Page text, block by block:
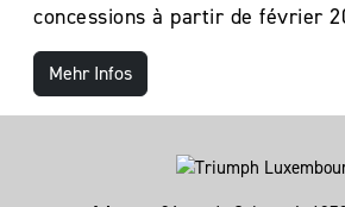
concessions à partir de février
Mehr Infos